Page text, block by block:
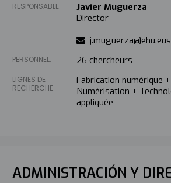
RESPONSABLE:
Javier Muguerza
Director
j.muguerza@ehu.eus
PERSONNEL: 26 chercheurs
LIGNES DE
RECHERCHE:
Fabrication numérique +
Numérisation +
appliquée
ADMINISTRACIÓN Y